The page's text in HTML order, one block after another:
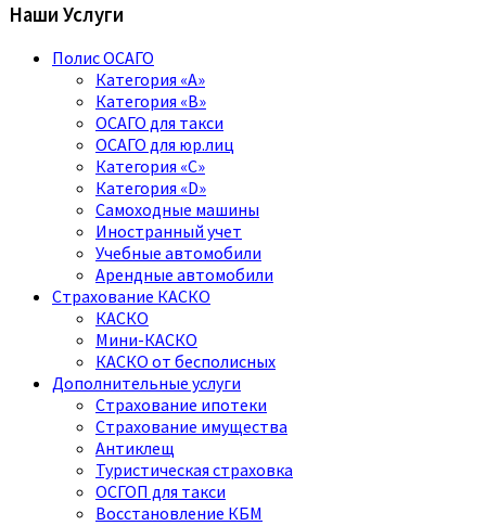
Наши Услуги
Полис ОСАГО
Категория «A»
Категория «B»
ОСАГО для такси
ОСАГО для юр.лиц
Категория «C»
Категория «D»
Самоходные машины
Иностранный учет
Учебные автомобили
Арендные автомобили
Страхование КАСКО
КАСКО
Мини-КАСКО
КАСКО от бесполисных
Дополнительные услуги
Страхование ипотеки
Страхование имущества
Антиклещ
Туристическая страховка
ОСГОП для такси
Восстановление КБМ